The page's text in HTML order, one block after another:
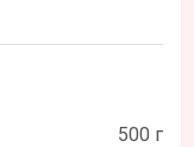
500 г